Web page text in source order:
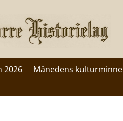
2026 Månedens kulturminne